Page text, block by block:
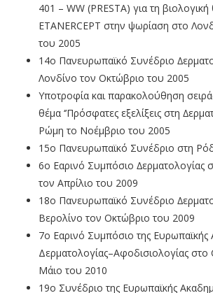
401 – WW (PRESTA) για τη βιολογική
ETANERCEPT στην ψωρίαση στο
του 2005
14ο Πανευρωπαϊκό Συνέδριο
Λονδίνο τον Οκτώβριο του 2005
Υποτροφία και παρακολούθηση
θέµα ‘’Πρόσφατες εξελίξεις στη
Ρώµη το Νοέµβριο του 2005
15ο Πανευρωπαϊκό Συνέδριο στη
6ο Εαρινό Συµπόσιο ∆ερµατολογίας
τον Απρίλιο του 2009
18ο Πανευρωπαϊκό Συνέδριο
Βερολίνο τον Οκτώβριο του 2009
7ο Εαρινό Συμπόσιο της Ευρωπαϊκής
Δερματολογίας–Αφοδισιολογίας στο
Μάιο του 2010
19ο Συνέδριο της Ευρωπαϊκής